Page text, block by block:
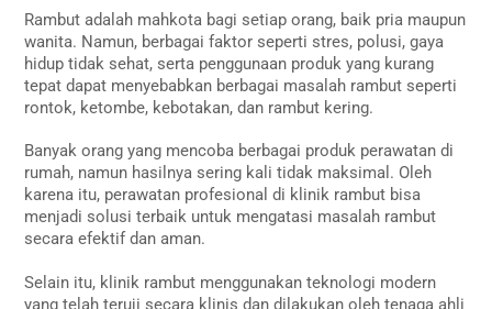
Rambut adalah mahkota bagi setiap orang, baik pria maupun
wanita. Namun, berbagai faktor seperti stres, polusi, gaya
hidup tidak sehat, serta penggunaan produk yang kurang
tepat dapat menyebabkan berbagai masalah rambut seperti
rontok, ketombe, kebotakan, dan rambut kering.
Banyak orang yang mencoba berbagai produk perawatan di
rumah, namun hasilnya sering kali tidak maksimal. Oleh
karena itu, perawatan profesional di klinik rambut bisa
menjadi solusi terbaik untuk mengatasi masalah rambut
secara efektif dan aman.
Selain itu, klinik rambut menggunakan teknologi modern
yang telah teruji secara klinis dan dilakukan oleh tenaga ahli